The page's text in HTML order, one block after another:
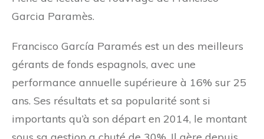
Garcia Paramès.
Francisco García Paramés est un des meilleurs
gérants de fonds espagnols, avec une
performance annuelle supérieure à 16% sur 25
ans. Ses résultats et sa popularité sont si
importants qu’à son départ en 2014, le montant